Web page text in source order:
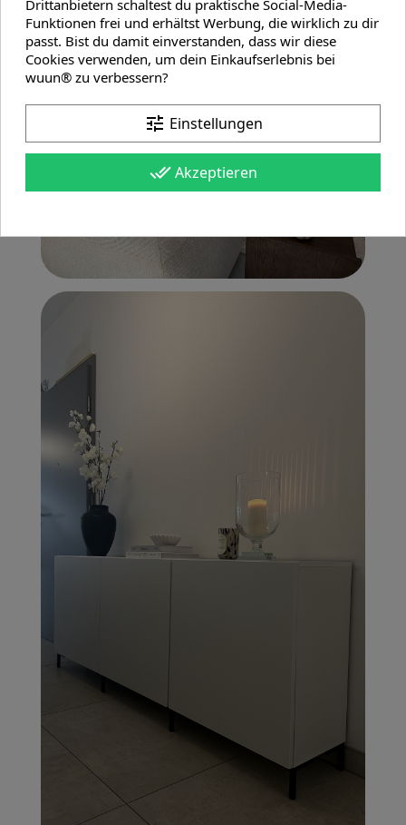
Drittanbietern schaltest du praktische Social-Media-
Funktionen frei und erhältst Werbung, die wirklich zu dir
passt. Bist du damit einverstanden, dass wir diese
Cookies verwenden, um dein Einkaufserlebnis bei
wuun® zu verbessern?
tune Einstellungen
done_all Akzeptieren